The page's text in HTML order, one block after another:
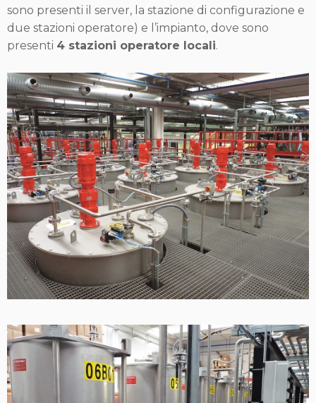
sono presenti il server, la stazione di configurazione e
due stazioni operatore) e l’impianto, dove sono
presenti 4 stazioni operatore locali.